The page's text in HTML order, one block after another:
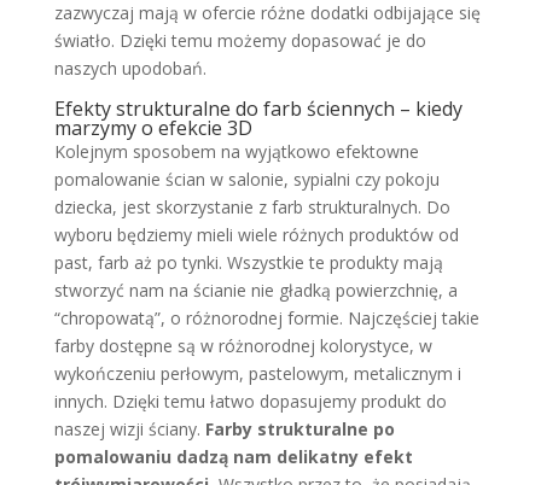
zazwyczaj mają w ofercie różne dodatki odbijające się
światło. Dzięki temu możemy dopasować je do
naszych upodobań.
Efekty strukturalne do farb ściennych – kiedy
marzymy o efekcie 3D
Kolejnym sposobem na wyjątkowo efektowne
pomalowanie ścian w salonie, sypialni czy pokoju
dziecka, jest skorzystanie z farb strukturalnych. Do
wyboru będziemy mieli wiele różnych produktów od
past, farb aż po tynki. Wszystkie te produkty mają
stworzyć nam na ścianie nie gładką powierzchnię, a
“chropowatą”, o różnorodnej formie. Najczęściej takie
farby dostępne są w różnorodnej kolorystyce, w
wykończeniu perłowym, pastelowym, metalicznym i
innych. Dzięki temu łatwo dopasujemy produkt do
naszej wizji ściany. Farby strukturalne po
pomalowaniu dadzą nam delikatny efekt